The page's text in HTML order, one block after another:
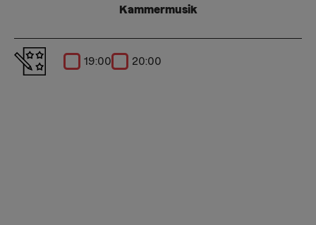
Kammermusik
19:00 20:00